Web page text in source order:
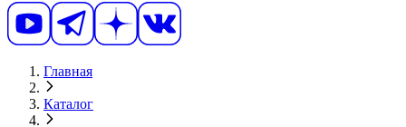
Главная
Каталог